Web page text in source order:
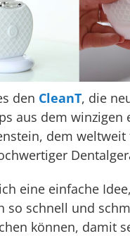
den CleanT, die
aus dem winzigen
dem
eine einfache
so schnell und
können, damit